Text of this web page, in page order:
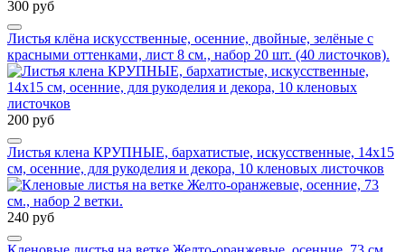
300 руб
Листья клёна искусственные, осенние, двойные, зелёные с
красными оттенками, лист 8 см., набор 20 шт. (40 листочков).
200 руб
Листья клена КРУПНЫЕ, бархатистые, искусственные, 14х15
см, осенние, для рукоделия и декора, 10 кленовых листочков
240 руб